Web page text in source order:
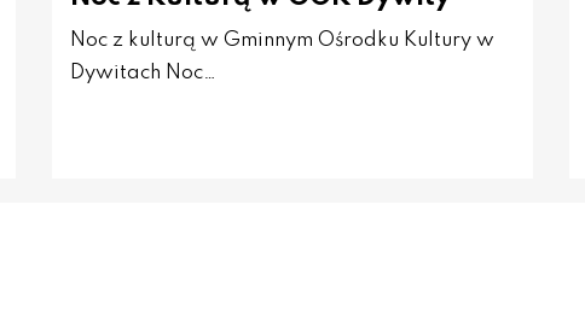
Noc z kulturą w Gminnym Ośrodku Kultury w
Dywitach Noc…